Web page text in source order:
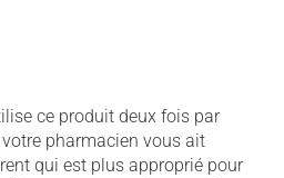
ce produit deux fois par
pharmacien vous ait
qui est plus approprié pour